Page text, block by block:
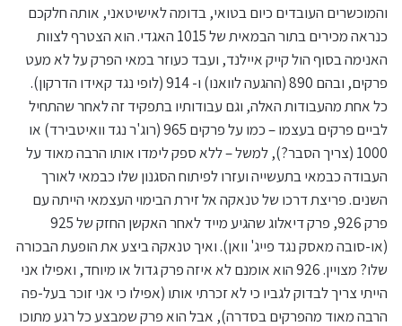
והמוכשרים העובדים כיום בטואי, בדומה לאישיטאני, אותה חלקכם
כנראה מכירים בתור הבמאית של 1015 האגדי. הוא הצטרף לצוות
האנימה בסוף הול קייק איילנד, ועבד כעוזר במאי הפרק על לא מעט
פרקים, ובהם 890 (ההגעה לוואנו) ו- 914 (לופי נגד קאידו הדרקון).
כל אחת מהעבודות האלה, וגם עבודותיו בתפקיד זה לאחר שהתחיל
לביים פרקים בעצמו – כמו על פרקים 965 (רוג'ר נגד וואיטבירד) או
1000 (צריך הסבר?), למשל – ללא ספק לימדו אותו הרבה מאוד על
העבודה כבמאי בתעשייה ועזרו לפיתוח הסגנון שלו כבמאי לאורך
השנים. פריצת דרכו של טנאקה אל זירת הבימוי העצמאי הייתה עם
פרק 926, פרק דיאלוג שהגיע מייד לאחר האקשן החזק של 925
(או-סובה מאסק נגד פייג' וואן). ואיך טנאקה ביצע את הופעת הבכורה
שלו? מצויין. 926 הוא אומנם לא איזה פרק גדול או מיוחד, ואפילו אני
הייתי צריך לבדוק לגביו כי לא זכרתי אותו (אפילו כי אני זוכר בעל-פה
הרבה מאוד מהפרקים בסדרה), אבל הוא פרק שמבצע כל רגע מתוכו